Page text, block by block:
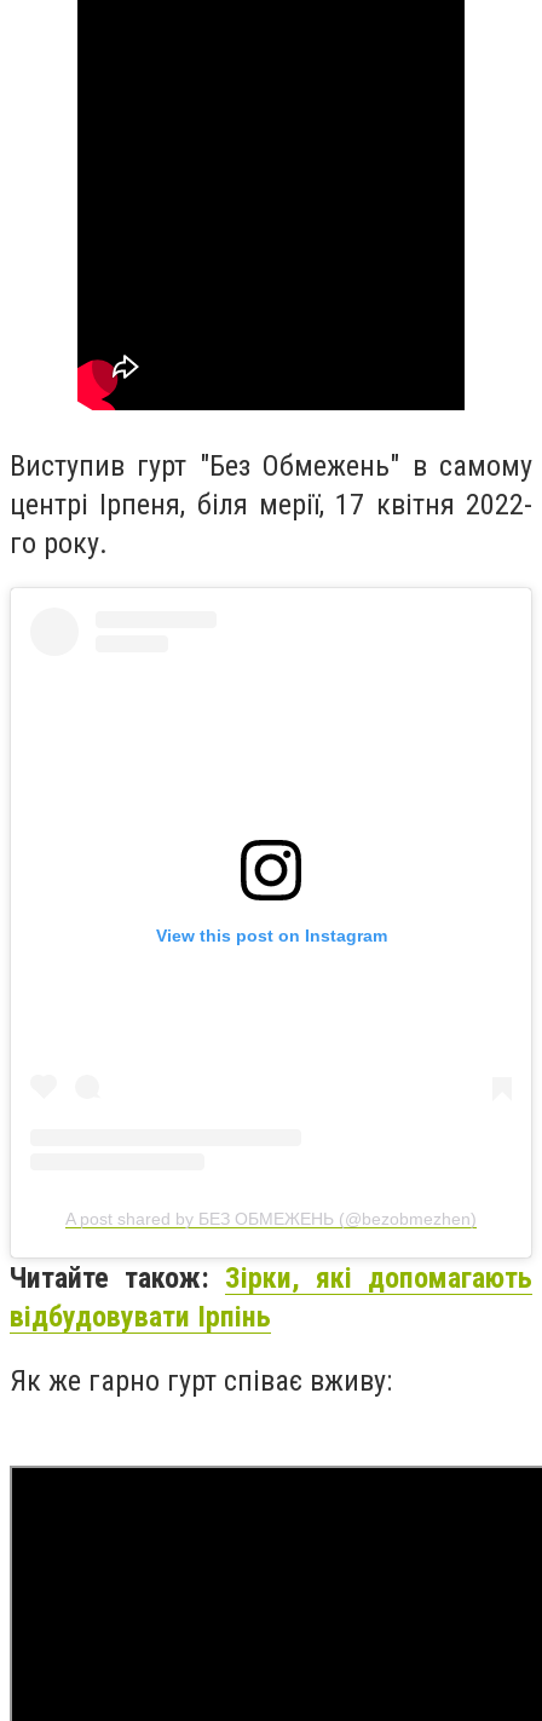
Виступив гурт "Без Обмежень" в самому
центрі Ірпеня, біля мерії, 17 квітня 2022-
го року.
View this post on Instagram
A post shared by БЕЗ ОБМЕЖЕНЬ (@bezobmezhen)
Читайте також: Зірки, які допомагають
відбудовувати Ірпінь
Як же гарно гурт співає вживу: